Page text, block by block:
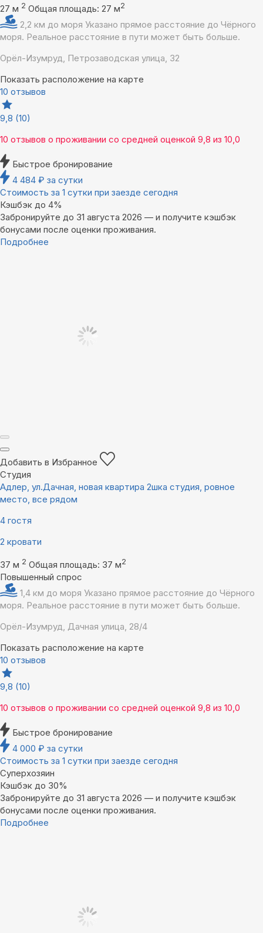
27 м 2 Общая площадь: 27 м2
2,2 км до моря Указано прямое расстояние до Чёрного
моря. Реальное расстояние в пути может быть больше.
Орёл-Изумруд, Петрозаводская улица, 32
Показать расположение на карте
10 отзывов
9,8 (10)
10 отзывов о проживании со средней оценкой 9,8 из 10,0
Быстрое бронирование
4 484 ₽ за сутки
Стоимость за 1 сутки при заезде сегодня
Кэшбэк до 4%
Забронируйте до 31 августа 2026 — и получите кэшбэк
бонусами после оценки проживания.
Подробнее
Добавить в Избранное
Студия
Адлер, ул.Дачная, новая квартира 2шка студия, ровное
место, все рядом
4 гостя
2 кровати
37 м 2 Общая площадь: 37 м2
Повышенный спрос
1,4 км до моря Указано прямое расстояние до Чёрного
моря. Реальное расстояние в пути может быть больше.
Орёл-Изумруд, Дачная улица, 28/4
Показать расположение на карте
10 отзывов
9,8 (10)
10 отзывов о проживании со средней оценкой 9,8 из 10,0
Быстрое бронирование
4 000 ₽ за сутки
Стоимость за 1 сутки при заезде сегодня
Суперхозяин
Кэшбэк до 30%
Забронируйте до 31 августа 2026 — и получите кэшбэк
бонусами после оценки проживания.
Подробнее